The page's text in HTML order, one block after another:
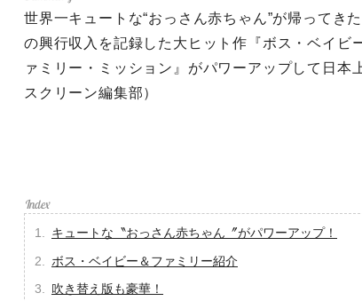
世界一キュートな“おっさん赤ちゃん”が帰ってき
の興行収入を記録した大ヒット作『ボス・ベイビ
ァミリー・ミッション』がパワーアップして日本
スクリーン編集部）
キュートな〝おっさん赤ちゃん〞がパワーアップ！
ボス・ベイビー＆ファミリー紹介
吹き替え版も豪華！